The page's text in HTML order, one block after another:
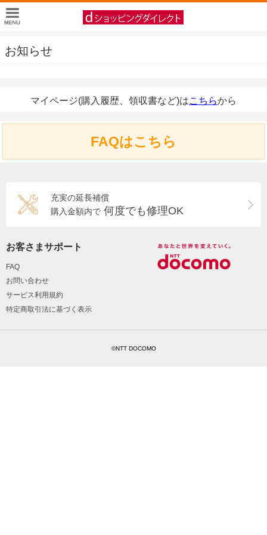
お知らせ
マイページ(購入履歴、領収書など)はこちらから
FAQはこちら
充実の延長補償
購入金額内で 何度でも修理OK
お客さまサポート
FAQ
お問い合わせ
サービス利用規約
特定商取引法に基づく表示
©NTT DOCOMO